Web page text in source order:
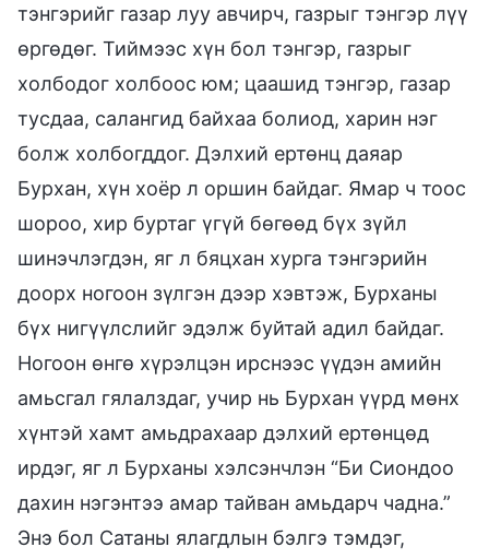
тэнгэрийг газар луу авчирч, газрыг тэнгэр лүү
өргөдөг. Тиймээс хүн бол тэнгэр, газрыг
холбодог холбоос юм; цаашид тэнгэр, газар
тусдаа, салангид байхаа болиод, харин нэг
болж холбогддог. Дэлхий ертөнц даяар
Бурхан, хүн хоёр л оршин байдаг. Ямар ч тоос
шороо, хир буртаг үгүй бөгөөд бүх зүйл
шинэчлэгдэн, яг л бяцхан хурга тэнгэрийн
доорх ногоон зүлгэн дээр хэвтэж, Бурханы
бүх нигүүлслийг эдэлж буйтай адил байдаг.
Ногоон өнгө хүрэлцэн ирснээс үүдэн амийн
амьсгал гялалздаг, учир нь Бурхан үүрд мөнх
хүнтэй хамт амьдрахаар дэлхий ертөнцөд
ирдэг, яг л Бурханы хэлсэнчлэн “Би Сиондоо
дахин нэгэнтээ амар тайван амьдарч чадна.”
Энэ бол Сатаны ялагдлын бэлгэ тэмдэг,